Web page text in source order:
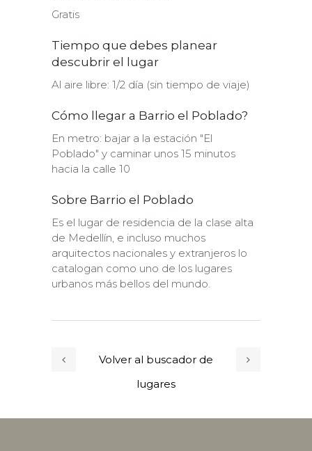
Gratis
Tiempo que debes planear
descubrir el lugar
Al aire libre: 1/2 día (sin tiempo de viaje)
Cómo llegar a Barrio el Poblado?
En metro: bajar a la estación "El
Poblado" y caminar unos 15 minutos
hacia la calle 10
Sobre Barrio el Poblado
Es el lugar de residencia de la clase alta
de Medellín, e incluso muchos
arquitectos nacionales y extranjeros lo
catalogan como uno de los lugares
urbanos más bellos del mundo.
Volver al buscador de
lugares